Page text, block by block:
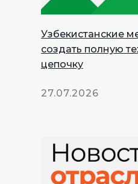
Узбекистанские
создать полную
цепочку
27.07.2026